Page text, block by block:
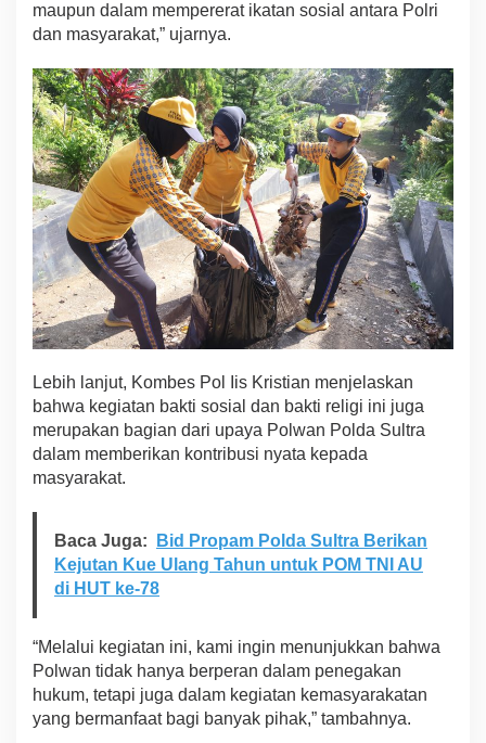
h
maupun dalam mempererat ikatan sosial antara Polri
dan masyarakat,” ujarnya.
Lebih lanjut, Kombes Pol Iis Kristian menjelaskan
bahwa kegiatan bakti sosial dan bakti religi ini juga
merupakan bagian dari upaya Polwan Polda Sultra
dalam memberikan kontribusi nyata kepada
masyarakat.
Baca Juga:
Bid Propam Polda Sultra Berikan
Kejutan Kue Ulang Tahun untuk POM TNI AU
di HUT ke-78
“Melalui kegiatan ini, kami ingin menunjukkan bahwa
Polwan tidak hanya berperan dalam penegakan
hukum, tetapi juga dalam kegiatan kemasyarakatan
yang bermanfaat bagi banyak pihak,” tambahnya.